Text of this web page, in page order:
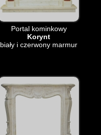
Portal kominkowy
Korynt
biały i czerwony marmur